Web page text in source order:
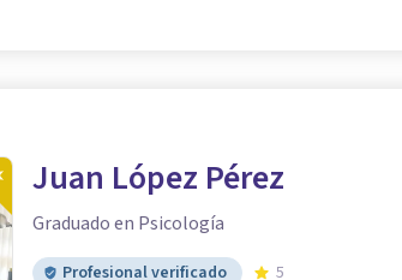
Juan López Pérez
Graduado en Psicología
Profesional verificado 5